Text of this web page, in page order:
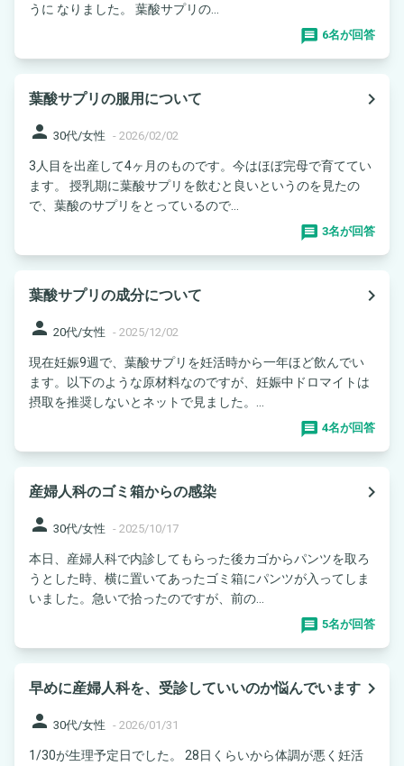
うに なりました。 葉酸サプリの...
6名が回答
葉酸サプリの服用について
navigate_next
person 30代/女性 - 2026/02/02
3人目を出産して4ヶ月のものです。今はほぼ完母で育ててい
ます。 授乳期に葉酸サプリを飲むと良いというのを見たの
で、葉酸のサプリをとっているので...
3名が回答
葉酸サプリの成分について
navigate_next
person 20代/女性 - 2025/12/02
現在妊娠9週で、葉酸サプリを妊活時から一年ほど飲んでい
ます。以下のような原材料なのですが、妊娠中ドロマイトは
摂取を推奨しないとネットで見ました。...
4名が回答
産婦人科のゴミ箱からの感染
navigate_next
person 30代/女性 - 2025/10/17
本日、産婦人科で内診してもらった後カゴからパンツを取ろ
うとした時、横に置いてあったゴミ箱にパンツが入ってしま
いました。急いで拾ったのですが、前の...
5名が回答
早めに産婦人科を、受診していいのか悩んでいます navigate_next
person 30代/女性 - 2026/01/31
1/30が生理予定日でした。 28日くらいから体調が悪く妊活